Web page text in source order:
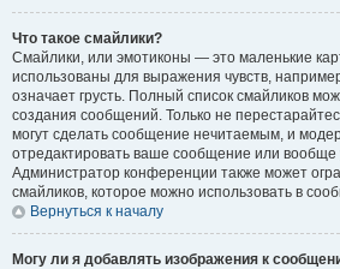
Что такое смайлики?
Смайлики, или эмотиконы — это маленькие
использованы для выражения чувств,
означает грусть. Полный список смайликов
создания сообщений. Только не
могут сделать сообщение нечитаемым, и
отредактировать ваше сообщение или вообще
Администратор конференции также может
смайликов, которое можно использовать в
Вернуться к началу
Могу ли я добавлять изображения к